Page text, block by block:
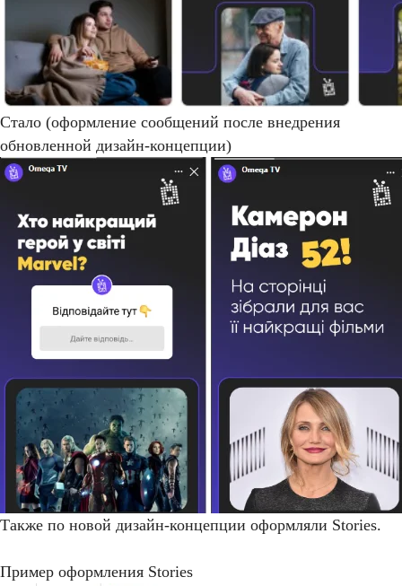
Стало (оформление сообщений после внедрения
обновленной дизайн-концепции)
Также по новой дизайн-концепции оформляли Stories.
Пример оформления Stories